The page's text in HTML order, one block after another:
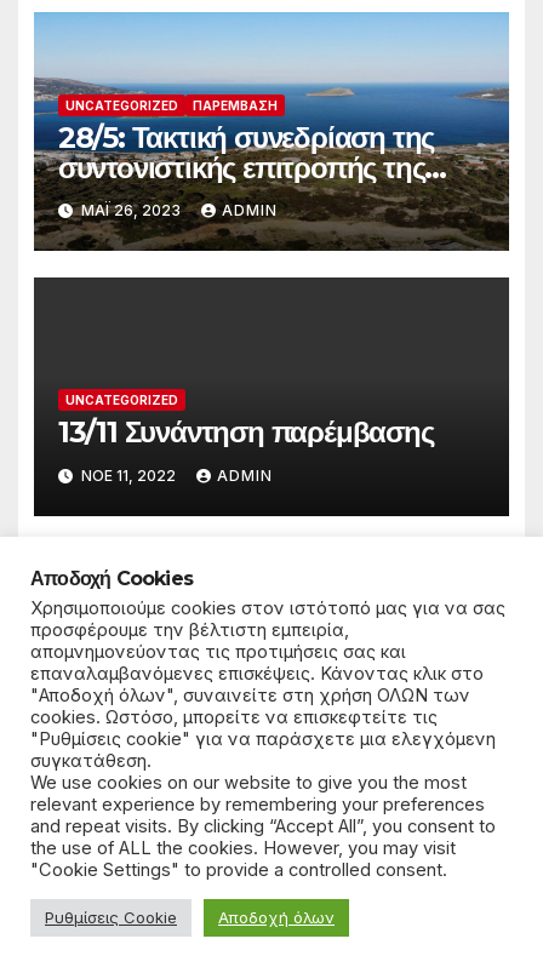
UNCATEGORIZED ΠΑΡΈΜΒΑΣΗ
28/5: Τακτική συνεδρίαση της
συντονιστικής επιτροπής της
παρέμβασης
ΜΆΙ 26, 2023 ADMIN
UNCATEGORIZED
13/11 Συνάντηση παρέμβασης
ΝΟΈ 11, 2022 ADMIN
UNCATEGORIZED ΑΠΟΧΈΤΕΥΣΗ ΠΑΡΈΜΒΑΣΗ
Να δοθούν στην ΕΥΔΑΠ τα δίκτυα
αποχέτευσης & ύδρευσης
ΙΟΎΝ 12, 2022 ADMIN 2
Αφήστε μια απάντηση
Αποδοχή Cookies
Χρησιμοποιούμε cookies στον ιστότοπό μας για να σας
προσφέρουμε την βέλτιστη εμπειρία,
απομνημονεύοντας τις προτιμήσεις σας και
επαναλαμβανόμενες επισκέψεις. Κάνοντας κλικ στο
"Αποδοχή όλων", συναινείτε στη χρήση ΟΛΩΝ των
cookies. Ωστόσο, μπορείτε να επισκεφτείτε τις
"Ρυθμίσεις cookie" για να παράσχετε μια ελεγχόμενη
συγκατάθεση.
We use cookies on our website to give you the most
relevant experience by remembering your preferences
and repeat visits. By clicking “Accept All”, you consent to
the use of ALL the cookies. However, you may visit
"Cookie Settings" to provide a controlled consent.
Ρυθμίσεις Cookie Αποδοχή όλων